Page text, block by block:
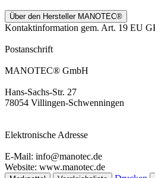
Über den Hersteller MANOTEC®
Kontaktinformation gem. Art. 19 EU
Postanschrift
MANOTEC® GmbH
Hans-Sachs-Str. 27
78054 Villingen-Schwenningen
Elektronische Adresse
E-Mail: info@manotec.de
Website: www.manotec.de